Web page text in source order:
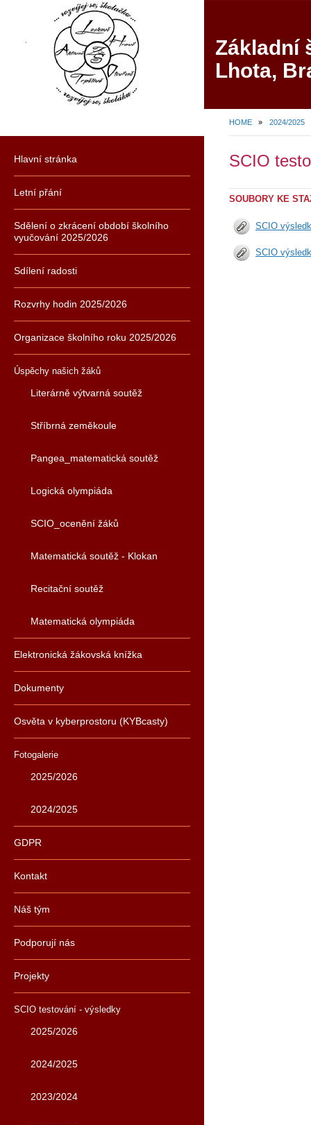
Základní
Lhota,
HOME » 2024/2025
Hlavní stránka
Letní přání
Sdělení o zkrácení období školního
vyučování 2025/2026
Sdílení radosti
Rozvrhy hodin 2025/2026
Organizace školního roku 2025/2026
Úspěchy našich žáků
Literárně výtvarná soutěž
Stříbrná zeměkoule
Pangea_matematická soutěž
Logická olympiáda
SCIO_ocenění žáků
Matematická soutěž - Klokan
Recitační soutěž
Matematická olympiáda
Elektronická žákovská knížka
Dokumenty
Osvěta v kyberprostoru (KYBcasty)
Fotogalerie
2025/2026
2024/2025
GDPR
Kontakt
Náš tým
Podporují nás
Projekty
SCIO testování - výsledky
2025/2026
2024/2025
2023/2024
SCIO
SOUBORY KE
SCIO
SCIO